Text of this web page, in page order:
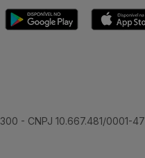
- CNPJ 10.667.481/0001-47